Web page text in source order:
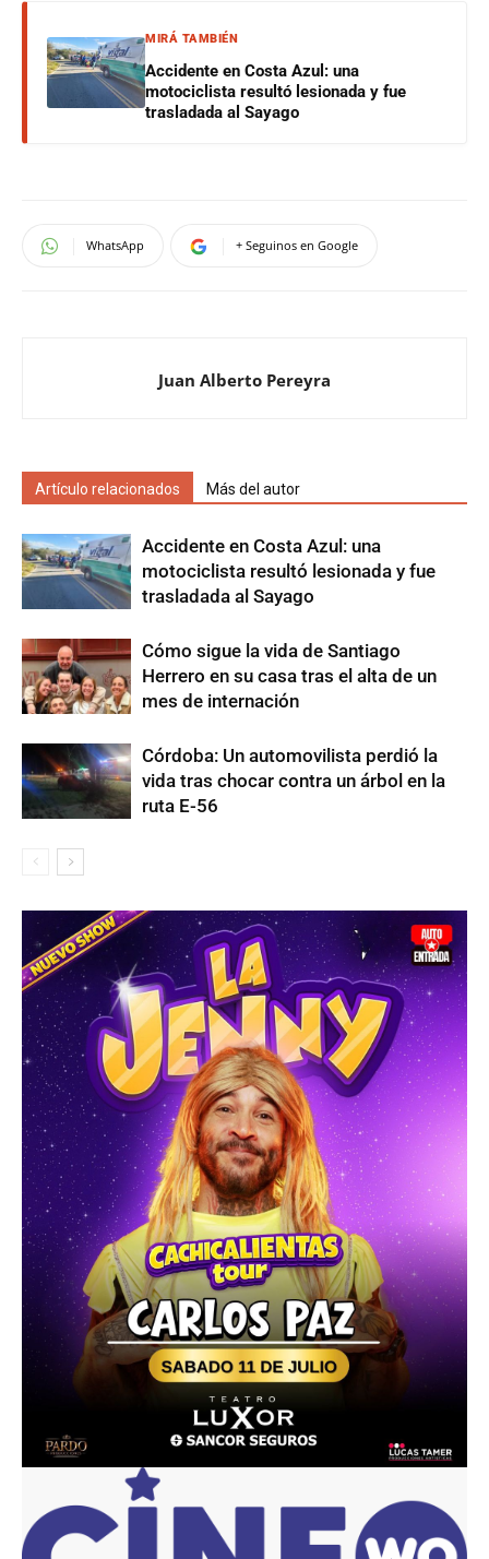
MIRÁ TAMBIÉN
Accidente en Costa Azul: una
motociclista resultó lesionada y fue
trasladada al Sayago
WhatsApp + Seguinos en Google
Juan Alberto Pereyra
Artículo relacionados Más del autor
Accidente en Costa Azul: una
motociclista resultó lesionada y fue
trasladada al Sayago
Cómo sigue la vida de Santiago
Herrero en su casa tras el alta de un
mes de internación
Córdoba: Un automovilista perdió la
vida tras chocar contra un árbol en la
ruta E-56